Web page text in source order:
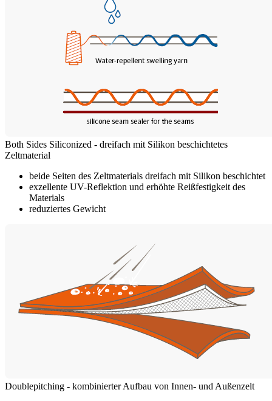
Both Sides Siliconized - dreifach mit Silikon beschichtetes
Zeltmaterial
beide Seiten des Zeltmaterials dreifach mit Silikon beschichtet
exzellente UV-Reflektion und erhöhte Reißfestigkeit des
Materials
reduziertes Gewicht
Doublepitching - kombinierter Aufbau von Innen- und Außenzelt